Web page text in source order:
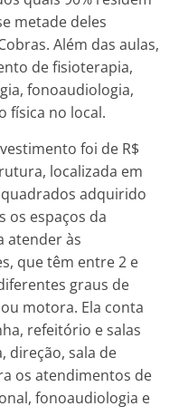
metade deles
Além das aulas,
de fisioterapia,
fonoaudiologia,
física no local.
foi de R$
localizada em
adquirido
os espaços da
atender às
que têm entre 2 e
graus de
motora. Ela conta
refeitório e salas
direção, sala de
os atendimentos de
fonoaudiologia e